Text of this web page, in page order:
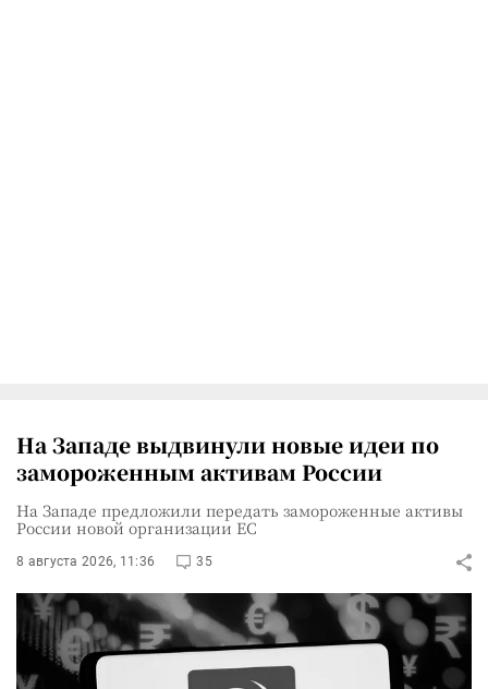
На Западе выдвинули новые идеи по
замороженным активам России
На Западе предложили передать замороженные активы
России новой организации ЕС
8 августа 2026, 11:36 35